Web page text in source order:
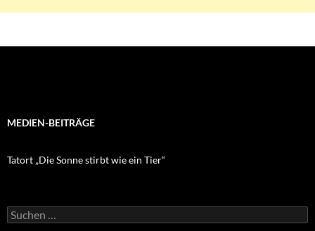
MEDIEN-BEITRÄGE
Tatort „Die Sonne stirbt wie ein Tier“
Suchen
nach: